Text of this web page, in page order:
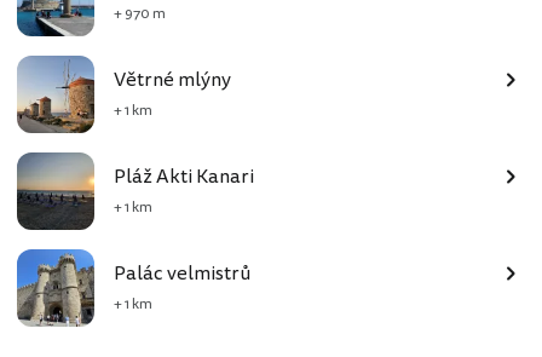
+ 970 m
Větrné mlýny
+ 1 km
Pláž Akti Kanari
+ 1 km
Palác velmistrů
+ 1 km